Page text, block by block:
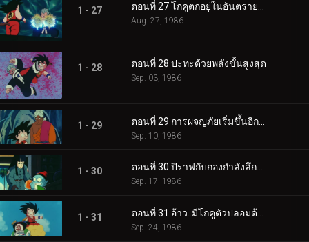
1 - 27
Aug. 27, 1986
1 - 28 ตอนที่ 28 ปะทะด้วยพลังขั้นสูงสุด
Sep. 03, 1986
1 - 29
Sep. 10, 1986
1 - 30 ตอนที่ 30 ปิราฟกับกองกำลังลึกลับ
Sep. 17, 1986
1 - 31
Sep. 24, 1986